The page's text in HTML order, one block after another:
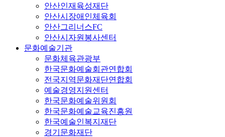
안산인재육성재단
안산시장애인체육회
안산그리너스FC
안산시자원봉사센터
문화예술기관
문화체육관광부
한국문화예술회관연합회
전국지역문화재단연합회
예술경영지원센터
한국문화예술위원회
한국문화예술교육진흥원
한국예술인복지재단
경기문화재단